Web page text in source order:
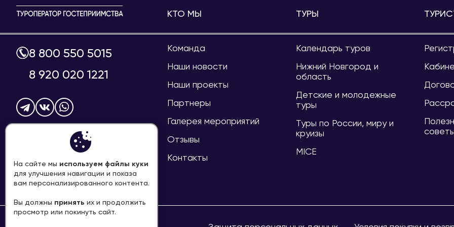
8 800 550 5015
8 920 020 1221
info@welcome-mir.ru
КТО МЫ
Команда
Наши новости
Наши проекты
Партнеры
Галерея мероприятий
Отзывы
Контакты
ТУРЫ
Календарь туров
Нижний Новгород и
область
Детские и молодежные
туры
Туры по России, миру и
круизы
MICE
ПЕРЕЗВОНИТЕ МНЕ
На сайте мы используем файлы куки
для улучшения навигации и показа
вам персонализированного контента.
Вы должны принять их и продолжить
просмотр или покинуть сайт.